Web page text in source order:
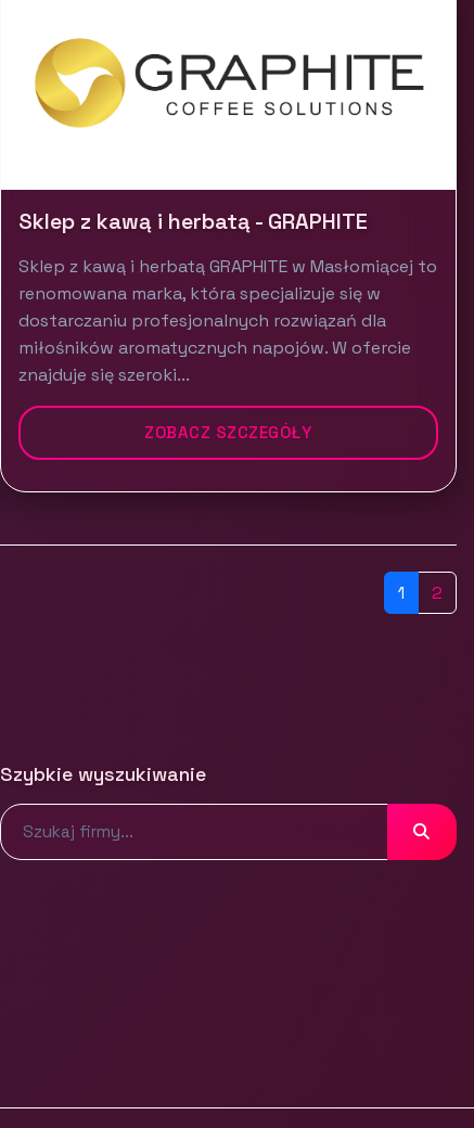
Sklep z kawą i herbatą - GRAPHITE
Sklep z kawą i herbatą GRAPHITE w Masłomiącej to
renomowana marka, która specjalizuje się w
dostarczaniu profesjonalnych rozwiązań dla
miłośników aromatycznych napojów. W ofercie
znajduje się szeroki...
ZOBACZ SZCZEGÓŁY
1 2
Szybkie wyszukiwanie